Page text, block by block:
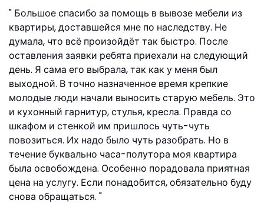
Большое спасибо за помощь в вывозе мебели из
квартиры, доставшейся мне по наследству. Не
думала, что всё произойдёт так быстро. После
оставления заявки ребята приехали на следующий
день. Я сама его выбрала, так как у меня был
выходной. В точно назначенное время крепкие
молодые люди начали выносить старую мебель. Это
и кухонный гарнитур, стулья, кресла. Правда со
шкафом и стенкой им пришлось чуть-чуть
повозиться. Их надо было чуть разобрать. Но в
течение буквально часа-полутора моя квартира
была освобождена. Особенно порадовала приятная
цена на услугу. Если понадобится, обязательно буду
снова обращаться.